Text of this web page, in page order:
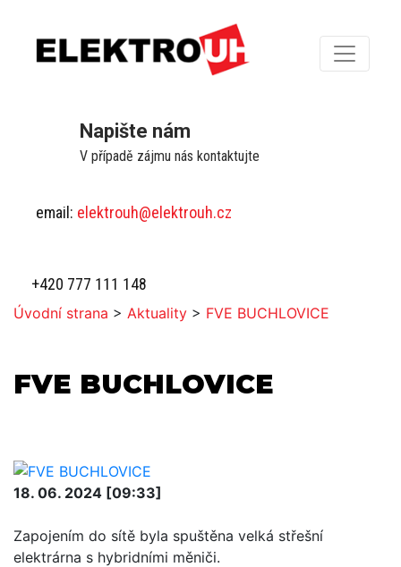
Napište nám
V případě zájmu nás kontaktujte
email: elektrouh@elektrouh.cz
+420 777 111 148
Úvodní strana > Aktuality > FVE BUCHLOVICE
FVE BUCHLOVICE
18. 06. 2024 [09:33]
Zapojením do sítě byla spuštěna velká střešní
elektrárna s hybridními měniči.